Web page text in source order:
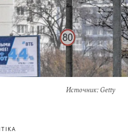
Источник: Getty